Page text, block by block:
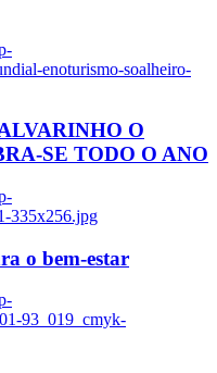
enoturismo-soalheiro-
O
SE TODO O ANO
335x256.jpg
o bem-estar
93_019_cmyk-